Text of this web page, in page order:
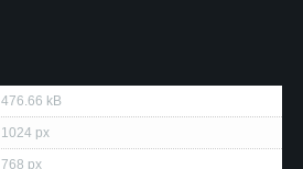
476.66 kB
1024 px
768 px